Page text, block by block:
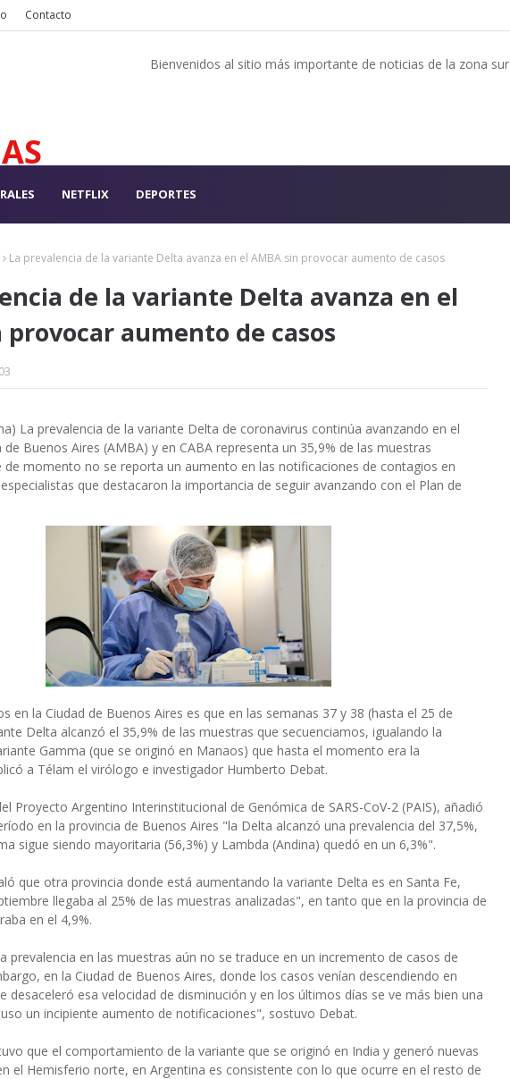
Contacto
Bienvenidos al sitio más importante de noticias de la zona sur
NETFLIX DEPORTES
La prevalencia de la variante Delta avanza en el AMBA sin provocar aumento de casos
de la variante Delta avanza en el
provocar aumento de casos
La prevalencia de la variante Delta de coronavirus continúa avanzando en el
Buenos Aires (AMBA) y en CABA representa un 35,9% de las muestras
de momento no se reporta un aumento en las notificaciones de contagios en
que destacaron la importancia de seguir avanzando con el Plan de
en la Ciudad de Buenos Aires es que en las semanas 37 y 38 (hasta el 25 de
Delta alcanzó el 35,9% de las muestras que secuenciamos, igualando la
Gamma (que se originó en Manaos) que hasta el momento era la
a Télam el virólogo e investigador Humberto Debat.
Proyecto Argentino Interinstitucional de Genómica de SARS-CoV-2 (PAIS), añadió
en la provincia de Buenos Aires "la Delta alcanzó una prevalencia del 37,5%,
sigue siendo mayoritaria (56,3%) y Lambda (Andina) quedó en un 6,3%".
que otra provincia donde está aumentando la variante Delta es en Santa Fe,
llegaba al 25% de las muestras analizadas", en tanto que en la provincia de
en el 4,9%.
prevalencia en las muestras aún no se traduce en un incremento de casos de
en la Ciudad de Buenos Aires, donde los casos venían descendiendo en
desaceleró esa velocidad de disminución y en los últimos días se ve más bien una
un incipiente aumento de notificaciones", sostuvo Debat.
que el comportamiento de la variante que se originó en India y generó nuevas
el Hemisferio norte, en Argentina es consistente con lo que ocurre en el resto de